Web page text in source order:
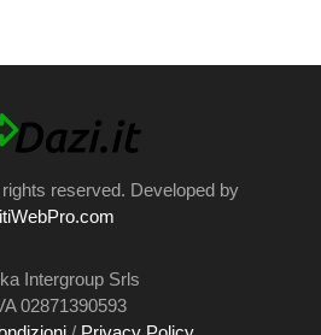
reserved. Developed by
Intergroup Srls
02871390593